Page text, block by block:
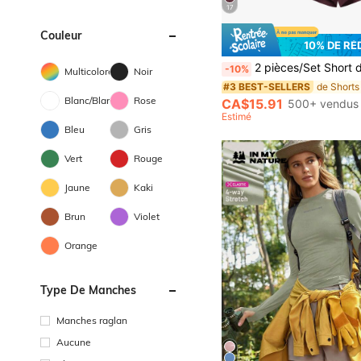
Couleur
Multicolore Noir
Blanc/Blanche Rose
Bleu Gris
Vert Rouge
Jaune Kaki
Brun Violet
Orange
Type De Manches
Manches raglan
Aucune
17
10% DE
-10% 2 pièces/Set Short de sport pour femmes | Mélange de polyester et de spandex à séchage rapide | Respirant, léger | Taille ajustable avec cordon de serrage | Convient pour le fitness et le port décontracté | Lavable en machine | Vêtements confortables et actifs pour toutes les
#3 BEST-SELLERS
CA$15.91 500+ vendus
Estimé